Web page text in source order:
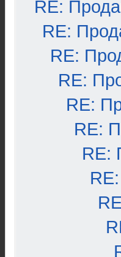
RE:
RE:
RE:
RE:
RE:
RE:
RE: